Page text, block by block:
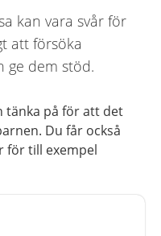
kan vara svår för
att försöka
ge dem stöd.
tänka på för att det
Du får också
för till exempel
från region Blekinge